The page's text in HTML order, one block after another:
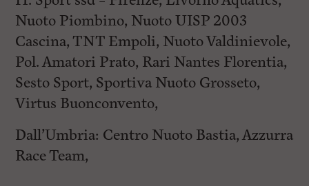
Nuoto Piombino, Nuoto UISP 2003
Cascina, TNT Empoli, Nuoto Valdinievole,
Pol. Amatori Prato, Rari Nantes Florentia,
Sesto Sport, Sportiva Nuoto Grosseto,
Virtus Buonconvento,
Dall’Umbria: Centro Nuoto Bastia, Azzurra
Race Team,